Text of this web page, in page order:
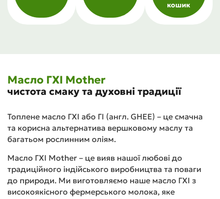
кошик
Масло ГХІ Mother
чистота смаку та духовні традиції
Топлене масло ГХІ або ГІ (англ. GHEE) – це смачна
та корисна альтернатива вершковому маслу та
багатьом рослинним оліям.
Масло ГХІ Mother – це вияв нашої любові до
традиційного індійського виробництва та поваги
до природи. Ми виготовляємо наше масло ГХІ з
високоякісного фермерського молока, яке